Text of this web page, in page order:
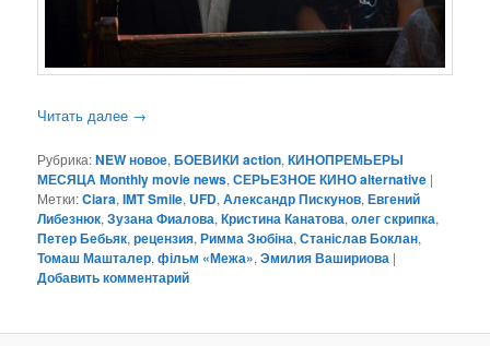
Читать далее →
Рубрика:NEW новое,БОЕВИКИ action,КИНОПРЕМЬЕРЫ
МЕСЯЦА Monthly movie news,СЕРЬЕЗНОЕ КИНО alternative |
Метки:Ciara,IMT Smile, UFD,Александр Пискунов,Евгений
Либезнюк,Зузана Фиалова,Кристина Канатова,олег скрипка,
Петер Бебьяк,рецензия,Римма Зюбіна,Станіслав Боклан,
Томаш Машталер,фільм «Межа»,Эмилия Вашириова |
Добавить комментарий